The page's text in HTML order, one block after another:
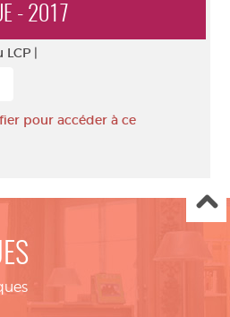
- 2017
LCP |
pour accéder à ce